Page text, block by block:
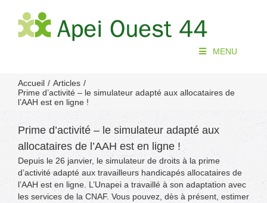
contenu
MENU
Accueil
Articles
Prime d’activité – le simulateur adapté aux allocataires de
l’AAH est en ligne !
Prime d’activité – le simulateur adapté aux
allocataires de l’AAH est en ligne !
Depuis le 26 janvier, le simulateur de droits à la prime
d’activité adapté aux travailleurs handicapés allocataires de
l’AAH est en ligne. L’Unapei a travaillé à son adaptation avec
les services de la CNAF. Vous pouvez, dès à présent, estimer